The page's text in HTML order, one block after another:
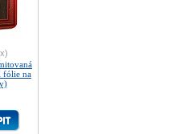
fólie na